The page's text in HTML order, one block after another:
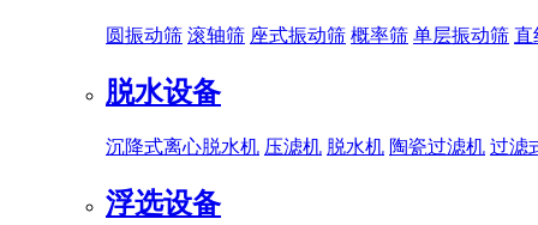
圆振动筛 滚轴筛 座式振动筛 概率筛 单层振动筛 直
脱水设备
沉降式离心脱水机 压滤机 脱水机 陶瓷过滤机 过滤
浮选设备